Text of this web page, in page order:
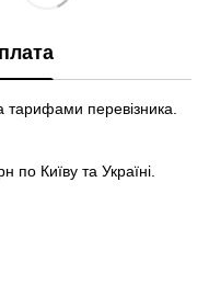
перевізника.
по Київу та Україні.